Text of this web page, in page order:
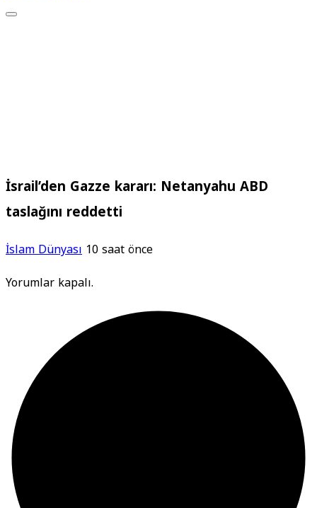
İsrail’den Gazze kararı: Netanyahu ABD
taslağını reddetti
İslam Dünyası 10 saat önce
Yorumlar kapalı.